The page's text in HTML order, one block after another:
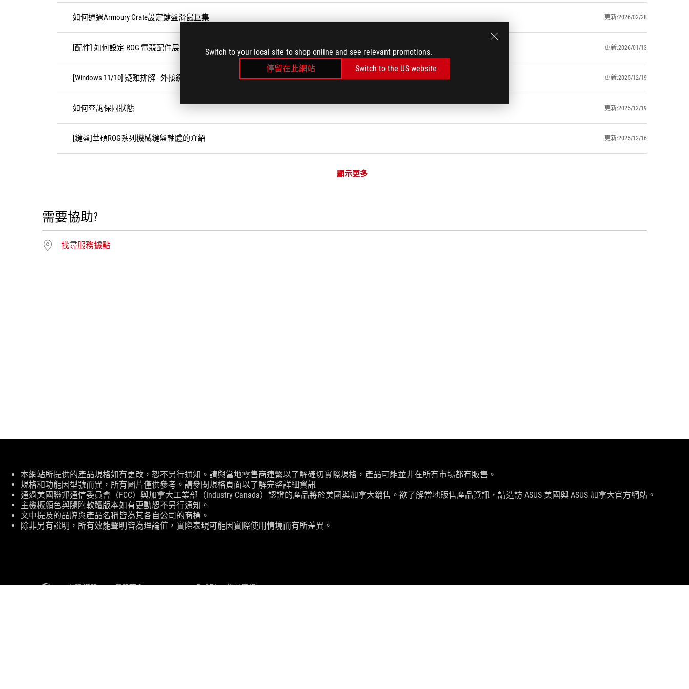
Switch to your local site to shop online and see relevant promotions.
停留在此網站
Switch to the US website
如何通過Armoury Crate設定鍵盤滑鼠巨集 更新:2026/02/28
[配件] 如何設定 ROG 電競配件展示模式？（商業或展示用途） 更新:2026/01/13
[Windows 11/10] 疑難排解 - 外接鍵盤/USB鍵盤/無線鍵盤異常問題 更新:2025/12/19
如何查詢保固狀態 更新:2025/12/19
[鍵盤]華碩ROG系列機械鍵盤軸體的介紹 更新:2025/12/16
顯示更多
需要協助?
找尋服務據點
免
責
聲
明
本網站所提供的產品規格如有更改，恕不另行通知。請與當地零售商連繫以了解確切實際規格，產品可能並非在所有市場都有販售。
規格和功能因型號而異，所有圖片僅供參考。請參閱規格頁面以了解完整詳細資訊
通過美國聯邦通信委員會（FCC）與加拿大工業部（Industry Canada）認證的產品將於美國與加拿大銷售。欲了解當地販售產品資訊，請造訪 ASUS 美國與 ASUS 加拿大官方網站。
主機板顏色與隨附軟體版本如有更動恕不另行通知。
文中提及的品牌與產品名稱皆為其各自公司的商標。
除非另有說明，所有效能聲明皆為理論值，實際表現可能因實際使用情境而有所差異。
尾
> 電競 鍵盤 > 鍵盤配件 > ROG PBT 二色成型 RX 光軸鍵帽 SUPPORT